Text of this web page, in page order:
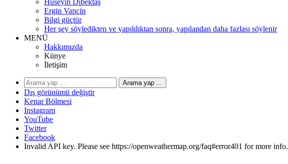
Hüseyin Dibektaş
Ergin Vançin
Bilgi güçtür
Her şey söyledikten ve yapıldıktan sonra, yapılandan daha fazlası söylenir
MENÜ
Hakkımızda
Künye
İletişim
Arama yap ...
Dış görünümü değiştir
Kenar Bölmesi
Instagram
YouTube
Twitter
Facebook
Invalid API key. Please see https://openweathermap.org/faq#error401 for more info.